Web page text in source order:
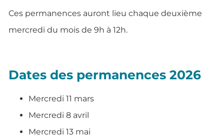
Ces permanences auront lieu chaque deuxième
mercredi du mois de 9h à 12h.
Dates des permanences 2026
Mercredi 11 mars
Mercredi 8 avril
Mercredi 13 mai